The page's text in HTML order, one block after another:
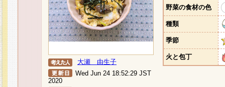
大瀬 由生子
Wed Jun 24 18:52:29 JST
2020
野菜の食材の色
種類
季節
火と包丁